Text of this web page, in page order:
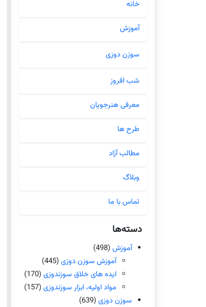
خانه
آموزش
سوزن دوزی
شب افروز
معرفی هنرجویان
طرح ها
مطالب آزاد
وبلاگ
تماس با ما
دسته‌ها
آموزش (498)
آموزش سوزن دوزی (445)
ایده های خلاق سوزندوزی (170)
مواد اولیه، ابزار سوزندوزی (157)
سوزن دوزی (639)